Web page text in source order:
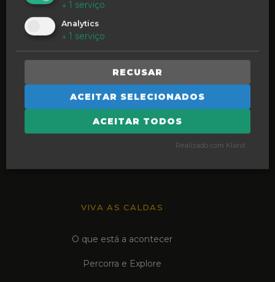
SINTA A TRADIÇÃO
CUIDAR DA IDENTIDADE
Raízes e Memórias
CONTAR A HISTÓRIA
Vozes da Cidade
VIVA AS CALDAS
O que está a acontecer
Percorra e Explore
↓ 1 serviço
Analytics
↓ 1 serviço
RECUSAR
ACEITAR SELECIONADOS
ACEITAR TODOS
Realizado com Klaro!